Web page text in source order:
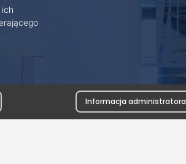
Informacja administratora